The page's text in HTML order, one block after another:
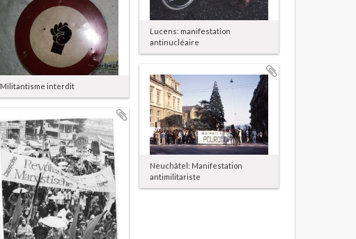
Lucens: manifestation
antinucléaire
Militantisme interdit
Neuchâtel: Manifestation
antimilitariste